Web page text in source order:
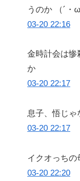
うのか （´・ω
03-20 22:16
金時計会は惨
か
03-20 22:17
息子、悟じゃ
03-20 22:17
イクオっち
03-20 22:20